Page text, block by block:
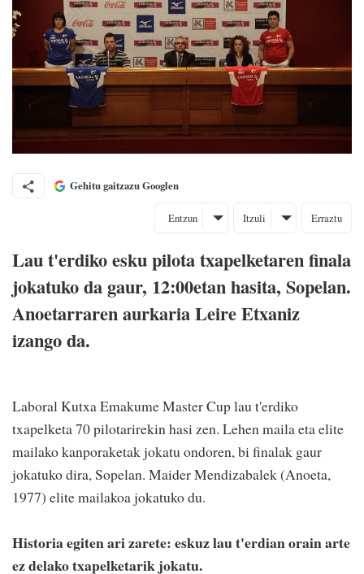
Gehitu gaitzazu Googlen
Entzun Itzuli Erraztu
Lau t'erdiko esku pilota txapelketaren finala
jokatuko da gaur, 12:00etan hasita, Sopelan.
Anoetarraren aurkaria Leire Etxaniz
izango da.
Laboral Kutxa Emakume Master Cup lau t'erdiko
txapelketa 70 pilotarirekin hasi zen. Lehen maila eta elite
mailako kanporaketak jokatu ondoren, bi finalak gaur
jokatuko dira, Sopelan. Maider Mendizabalek (Anoeta,
1977) elite mailakoa jokatuko du.
Historia egiten ari zarete: eskuz lau t'erdian orain arte
ez delako txapelketarik jokatu.